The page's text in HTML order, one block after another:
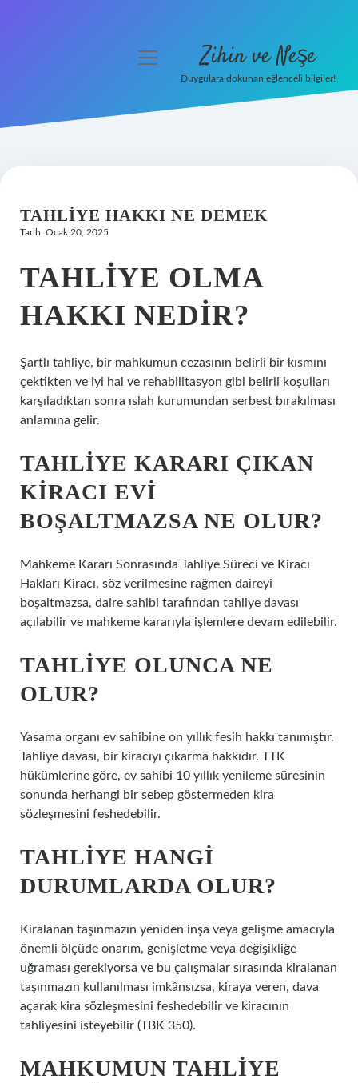
Hakkımızda
menüyü
Zihin ve Neşe
Duygulara dokunan eğlenceli bilgiler!
TAHLIYE HAKKI NE DEMEK
Tarih: Ocak 20, 2025
TAHLIYE OLMA
HAKKI NEDIR?
Şartlı tahliye, bir mahkumun cezasının belirli bir kısmını
çektikten ve iyi hal ve rehabilitasyon gibi belirli koşulları
karşıladıktan sonra ıslah kurumundan serbest bırakılması
anlamına gelir.
TAHLIYE KARARI ÇIKAN
KIRACI EVI
BOŞALTMAZSA NE OLUR?
Mahkeme Kararı Sonrasında Tahliye Süreci ve Kiracı
Hakları Kiracı, söz verilmesine rağmen daireyi
boşaltmazsa, daire sahibi tarafından tahliye davası
açılabilir ve mahkeme kararıyla işlemlere devam edilebilir.
TAHLIYE OLUNCA NE
OLUR?
Yasama organı ev sahibine on yıllık fesih hakkı tanımıştır.
Tahliye davası, bir kiracıyı çıkarma hakkıdır. TTK
hükümlerine göre, ev sahibi 10 yıllık yenileme süresinin
sonunda herhangi bir sebep göstermeden kira
sözleşmesini feshedebilir.
TAHLIYE HANGI
DURUMLARDA OLUR?
Kiralanan taşınmazın yeniden inşa veya gelişme amacıyla
önemli ölçüde onarım, genişletme veya değişikliğe
uğraması gerekiyorsa ve bu çalışmalar sırasında kiralanan
taşınmazın kullanılması imkânsızsa, kiraya veren, dava
açarak kira sözleşmesini feshedebilir ve kiracının
tahliyesini isteyebilir (TBK 350).
MAHKUMUN TAHLIYE